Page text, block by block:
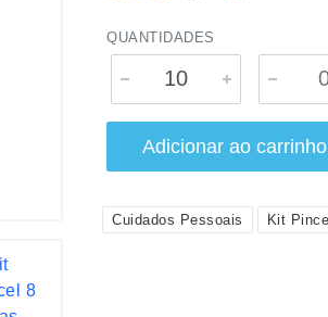
QUANTIDADES
Adicionar ao carrinho
Cuidados Pessoais Kit